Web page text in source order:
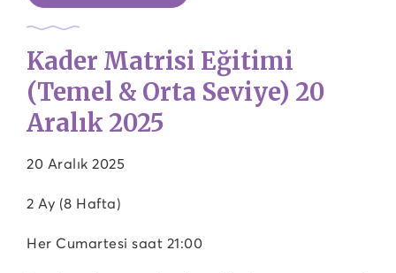
Kader Matrisi Eğitimi
(Temel & Orta Seviye) 20
Aralık 2025
20 Aralık 2025
2 Ay (8 Hafta)
Her Cumartesi saat 21:00